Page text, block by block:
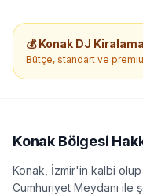
💰Konak DJ Kiralama
Bütçe, standart ve
Konak Bölgesi
Konak, İzmir'in kalbi olup
Cumhuriyet Meydanı ile